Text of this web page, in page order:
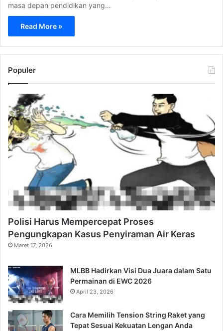
masa depan pendidikan yang…
Read More »
Populer
Polisi Harus Mempercepat Proses
Pengungkapan Kasus Penyiraman Air Keras
Maret 17, 2026
MLBB Hadirkan Visi Dua Juara dalam Satu
Permainan di EWC 2026
April 23, 2026
Cara Memilih Tension String Raket yang
Tepat Sesuai Kekuatan Lengan Anda